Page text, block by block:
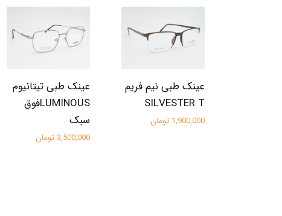
عینک طبی نیم فریم
SILVESTER T
1,900,000 تومان
عینک طبی تیتانیوم
LUMINOUSفوق
سبک
3,500,000 تومان